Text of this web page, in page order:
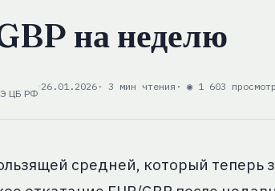
на неделю
ЦБ РФ
26.01.2026 · 3 мин чтения · ◉ 1 603
средней, который теперь